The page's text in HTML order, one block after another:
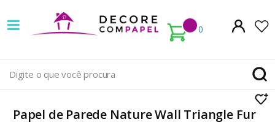
0
Decore
com
papel
é
pioneira
Papel de Parede Nature Wall Triangle Fur